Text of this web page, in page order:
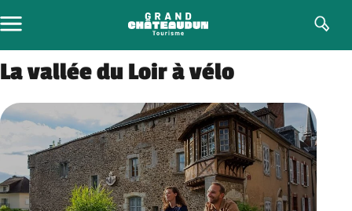
au
contenu
La vallée du Loir à vélo